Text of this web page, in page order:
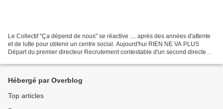
Le Collectif "Ça dépend de nous" se réactive .... après des années d'attente
et de lutte pour obtenir un centre social. Aujourd'hui RIEN NE VA PLUS
Départ du premier directeur Recrutement contestable d'un second directeur
Hébergé par Overblog
Top articles